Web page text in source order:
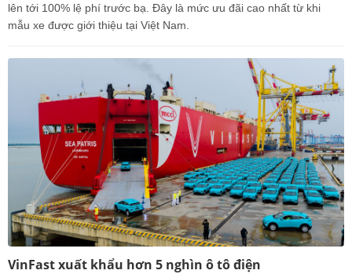
lên tới 100% lệ phí trước bạ. Đây là mức ưu đãi cao nhất từ khi
mẫu xe được giới thiệu tại Việt Nam.
VinFast xuất khẩu hơn 5 nghìn ô tô điện